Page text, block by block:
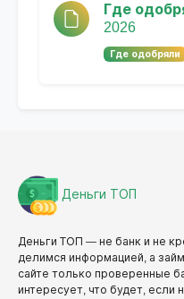
Где
2026
Где одобряли
Деньги ТОП
Деньги ТОП — не банк и не
делимся информацией, а
сайте только проверенные
интересует, что будет, если